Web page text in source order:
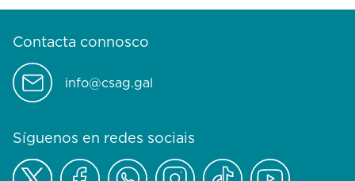
Contacta connosco
info@csag.gal
Síguenos en redes sociais